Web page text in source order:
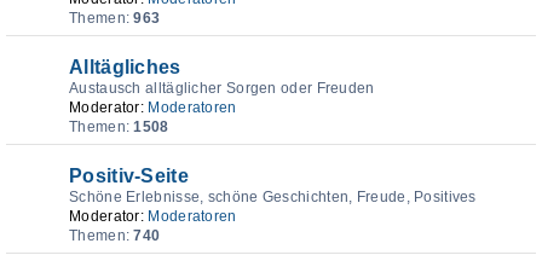
Themen:963
Alltägliches
Austausch alltäglicher Sorgen oder Freuden
Moderator: Moderatoren
Themen:1508
Positiv-Seite
Schöne Erlebnisse, schöne Geschichten, Freude, Positives
Moderator: Moderatoren
Themen:740